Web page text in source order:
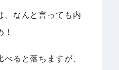
、なんと言っても内
ると落ちますが、